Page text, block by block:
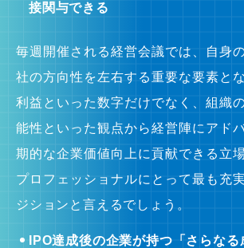
接関与できる
毎週開催される経営会議では、自身
社の方向性を左右する重要な要素と
利益といった数字だけでなく、組織
能性といった観点から経営陣にアド
期的な企業価値向上に貢献できる立
プロフェッショナルにとって最も充
ジションと言えるでしょう。
IPO達成後の企業が持つ「さらな